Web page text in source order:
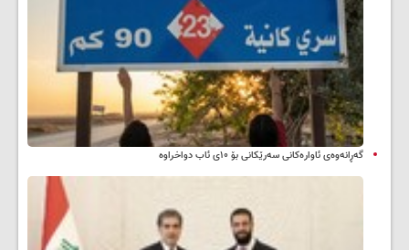
گەڕانەوەی ئاوارەکانی سەرێکانی بۆ ۱۰ی ئاب دواخراوە